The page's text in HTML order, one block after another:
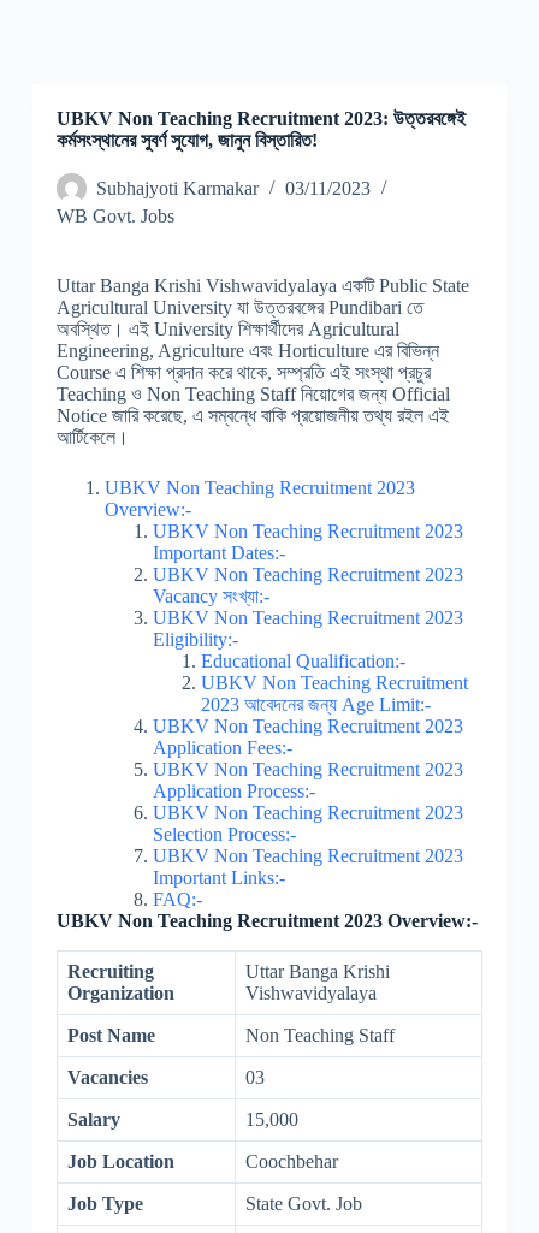
UBKV Non Teaching Recruitment 2023: উত্তরবঙ্গেই
কর্মসংস্থানের সুবর্ণ সুযোগ, জানুন বিস্তারিত!
Subhajyoti Karmakar
03/11/2023
WB Govt. Jobs
Uttar Banga Krishi Vishwavidyalaya একটি Public State
Agricultural University যা উত্তরবঙ্গের Pundibari তে
অবস্থিত। এই University শিক্ষার্থীদের Agricultural
Engineering, Agriculture এবং Horticulture এর বিভিন্ন
Course এ শিক্ষা প্রদান করে থাকে, সম্প্রতি এই সংস্থা প্রচুর
Teaching ও Non Teaching Staff নিয়োগের জন্য Official
Notice জারি করেছে, এ সম্বন্ধে বাকি প্রয়োজনীয় তথ্য রইল এই
আর্টিকেলে।
UBKV Non Teaching Recruitment 2023
Overview:-
UBKV Non Teaching Recruitment 2023
Important Dates:-
UBKV Non Teaching Recruitment 2023
Vacancy সংখ্যা:-
UBKV Non Teaching Recruitment 2023
Eligibility:-
Educational Qualification:-
UBKV Non Teaching Recruitment
2023 আবেদনের জন্য Age Limit:-
UBKV Non Teaching Recruitment 2023
Application Fees:-
UBKV Non Teaching Recruitment 2023
Application Process:-
UBKV Non Teaching Recruitment 2023
Selection Process:-
UBKV Non Teaching Recruitment 2023
Important Links:-
FAQ:-
UBKV Non Teaching Recruitment 2023 Overview:-
Recruiting
Organization
Uttar Banga Krishi
Vishwavidyalaya
Post Name Non Teaching Staff
Vacancies 03
Salary 15,000
Job Location Coochbehar
Job Type State Govt. Job